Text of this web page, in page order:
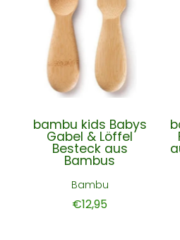
bambu kids Babys
Gabel & Löffel
Besteck aus
Bambus
Bambu
€12,95